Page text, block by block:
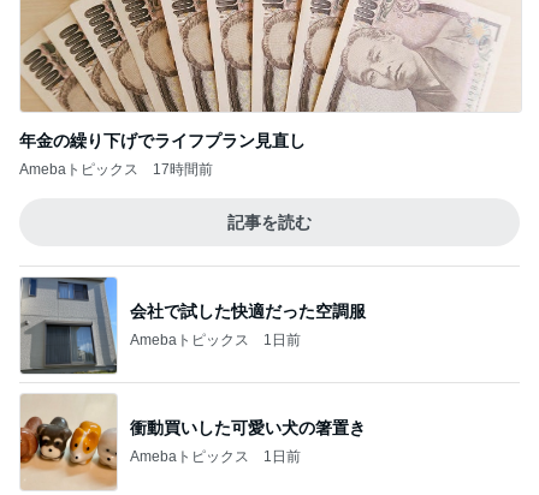
年金の繰り下げでライフプラン見直し
Amebaトピックス 17時間前
記事を読む
会社で試した快適だった空調服
Amebaトピックス 1日前
衝動買いした可愛い犬の箸置き
Amebaトピックス 1日前